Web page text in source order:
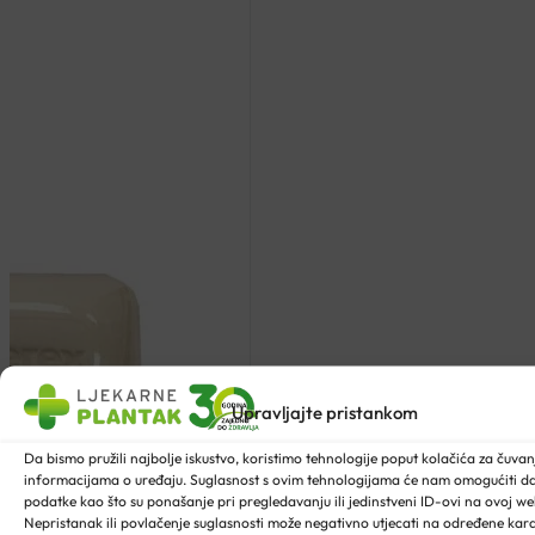
Upravljajte pristankom
Da bismo pružili najbolje iskustvo, koristimo tehnologije poput kolačića za
informacijama o uređaju. Suglasnost s ovim tehnologijama će nam omogućiti
podatke kao što su ponašanje pri pregledavanju ili jedinstveni ID-ovi na ovoj
Nepristanak ili povlačenje suglasnosti može negativno utjecati na određene